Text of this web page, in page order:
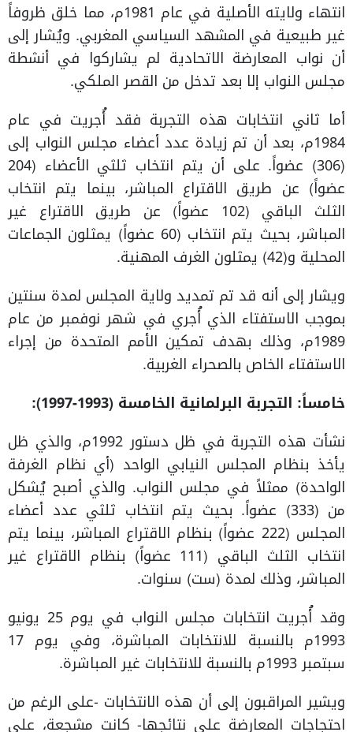
انتهاء ولايته الأصلية في عام 1981م، مما خلق ظروفاً
غير طبيعية في المشهد السياسي المغربي. ويُشار إلى
أن نواب المعارضة الاتحادية لم يشاركوا في أنشطة
مجلس النواب إلا بعد تدخل من القصر الملكي.
أما ثاني انتخابات هذه التجربة فقد أُجريت في عام
1984م، بعد أن تم زيادة عدد أعضاء مجلس النواب إلى
(306) عضواً. على أن يتم انتخاب ثلثي الأعضاء (204
عضواً) عن طريق الاقتراع المباشر، بينما يتم انتخاب
الثلث الباقي (102 عضواً) عن طريق الاقتراع غير
المباشر، بحيث يتم انتخاب (60 عضواً) يمثلون الجماعات
المحلية و(42) يمثلون الغرف المهنية.
ويشار إلى أنه قد تم تمديد ولاية المجلس لمدة سنتين
بموجب الاستفتاء الذي أُجري في شهر نوفمبر من عام
1989م، وذلك بهدف تمكين الأمم المتحدة من إجراء
الاستفتاء الخاص بالصحراء الغربية.
خامساً: التجربة البرلمانية الخامسة (1993-1997):
نشأت هذه التجربة في ظل دستور 1992م، والذي ظل
يأخذ بنظام المجلس النيابي الواحد (أي نظام الغرفة
الواحدة) ممثلاً في مجلس النواب. والذي أصبح يُشكل
من (333) عضواً. بحيث يتم انتخاب ثلثي عدد أعضاء
المجلس (222 عضواً) بنظام الاقتراع المباشر، بينما يتم
انتخاب الثلث الباقي (111 عضواً) بنظام الاقتراع غير
المباشر، وذلك لمدة (ست) سنوات.
وقد أُجريت انتخابات مجلس النواب في يوم 25 يونيو
1993م بالنسبة للانتخابات المباشرة، وفي يوم 17
سبتمبر 1993م بالنسبة للانتخابات غير المباشرة.
ويشير المراقبون إلى أن هذه الانتخابات -على الرغم من
احتجاجات المعارضة على نتائجها- كانت مشجعة، على